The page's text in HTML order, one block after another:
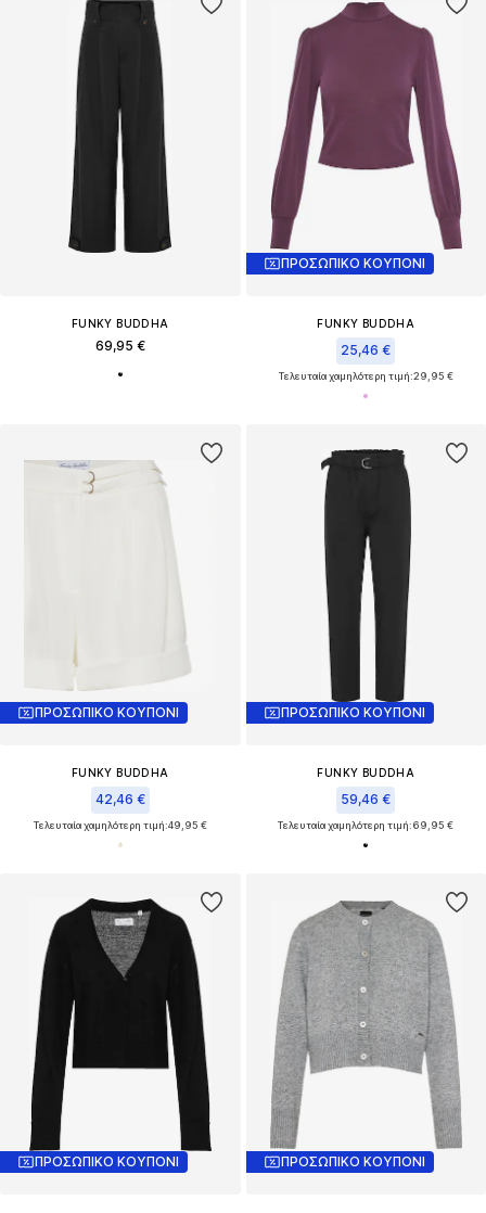
FUNKY BUDDHA
69,95 €
ΠΡΟΣΩΠΙΚΟ ΚΟΥΠΟΝΙ
FUNKY BUDDHA
25,46 €
Τελευταία χαμηλότερη τιμή:29,95 €
ΠΡΟΣΩΠΙΚΟ ΚΟΥΠΟΝΙ
FUNKY BUDDHA
42,46 €
Τελευταία χαμηλότερη τιμή:49,95 €
ΠΡΟΣΩΠΙΚΟ ΚΟΥΠΟΝΙ
FUNKY BUDDHA
59,46 €
Τελευταία χαμηλότερη τιμή:69,95 €
ΠΡΟΣΩΠΙΚΟ ΚΟΥΠΟΝΙ ΠΡΟΣΩΠΙΚΟ ΚΟΥΠΟΝΙ